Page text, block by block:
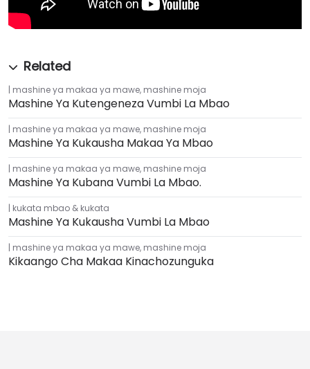
mashine ya makaa ya mawe, mashine moja
Mashine Ya Kutengeneza Vumbi La Mbao
mashine ya makaa ya mawe, mashine moja
Mashine Ya Kukausha Makaa Ya Mbao
mashine ya makaa ya mawe, mashine moja
Mashine Ya Kubana Vumbi La Mbao.
kukata mbao & kukata
Mashine Ya Kukausha Vumbi La Mbao
mashine ya makaa ya mawe, mashine moja
Kikaango Cha Makaa Kinachozunguka